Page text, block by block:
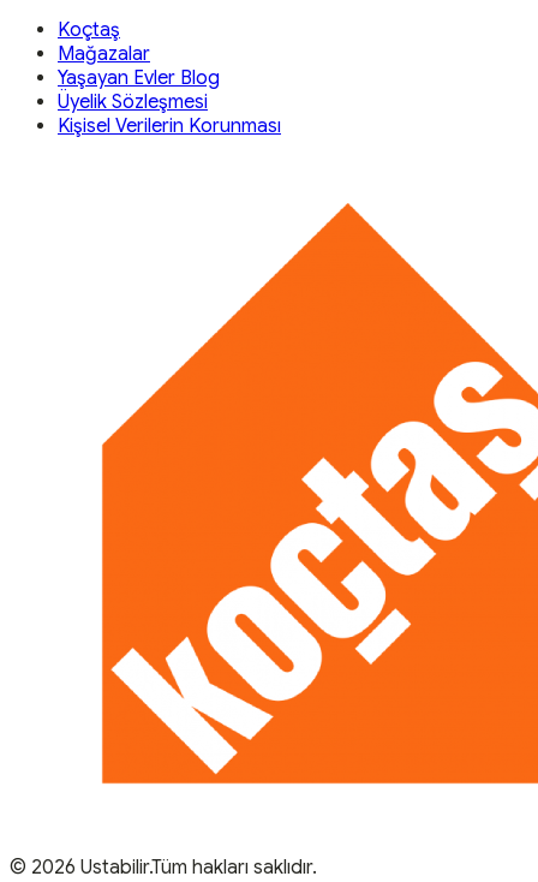
Koçtaş
Mağazalar
Yaşayan Evler Blog
Üyelik Sözleşmesi
Kişisel Verilerin Korunması
© 2026 Ustabilir.Tüm hakları saklıdır.